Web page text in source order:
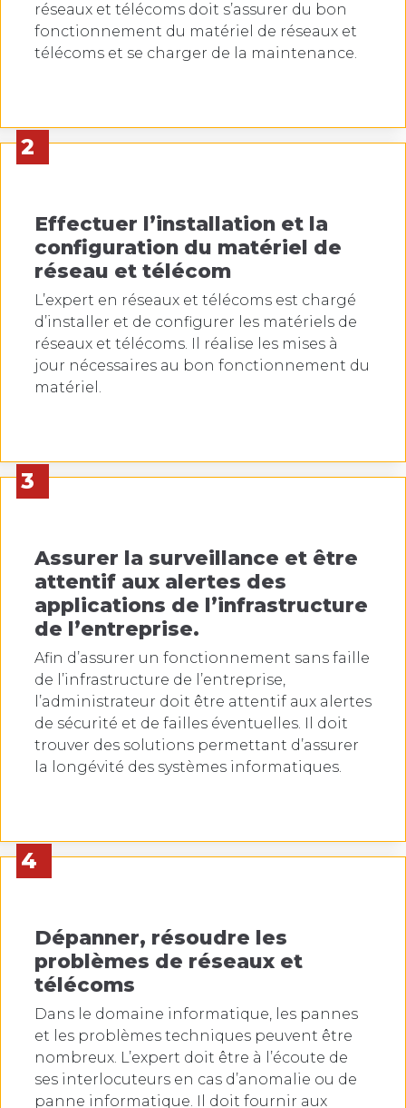
réseaux et télécoms doit s’assurer du bon
fonctionnement du matériel de réseaux et
télécoms et se charger de la maintenance.
2
Effectuer l’installation et la
configuration du matériel de
réseau et télécom
L’expert en réseaux et télécoms est chargé
d’installer et de configurer les matériels de
réseaux et télécoms. Il réalise les mises à
jour nécessaires au bon fonctionnement du
matériel.
3
Assurer la surveillance et être
attentif aux alertes des
applications de l’infrastructure
de l’entreprise.
Afin d’assurer un fonctionnement sans faille
de l’infrastructure de l’entreprise,
l’administrateur doit être attentif aux alertes
de sécurité et de failles éventuelles. Il doit
trouver des solutions permettant d’assurer
la longévité des systèmes informatiques.
4
Dépanner, résoudre les
problèmes de réseaux et
télécoms
Dans le domaine informatique, les pannes
et les problèmes techniques peuvent être
nombreux. L’expert doit être à l’écoute de
ses interlocuteurs en cas d’anomalie ou de
panne informatique. Il doit fournir aux